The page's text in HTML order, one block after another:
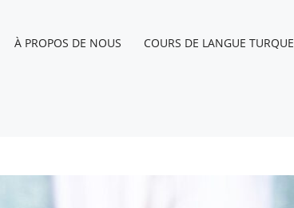
À PROPOS DE NOUS COURS DE LANGUE TURQUE